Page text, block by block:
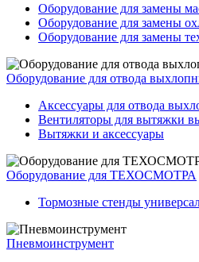
Оборудование для замены
Оборудование для замены
Оборудование для замены
Оборудование для отвода
Аксессуары для отвода
Вентиляторы для вытяжки
Вытяжки и аксессуары
Оборудование для ТЕХОСМОТРА
Тормозные стенды
Пневмоинструмент